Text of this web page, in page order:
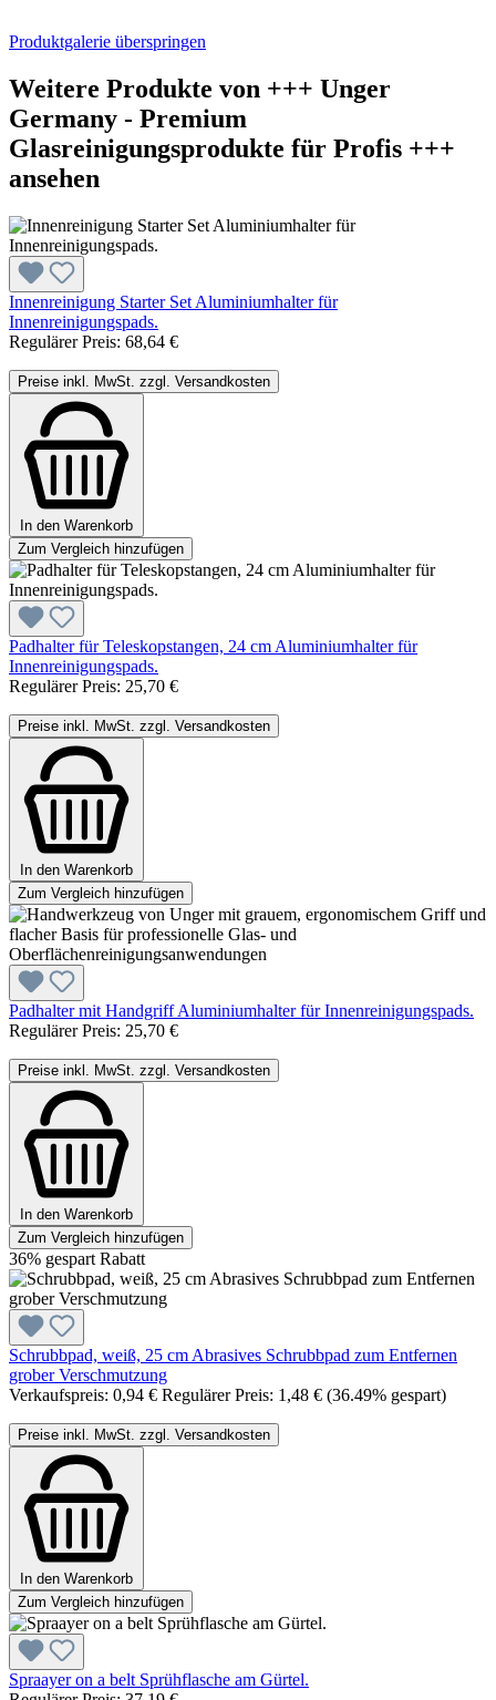
Produktgalerie überspringen
Weitere Produkte von +++ Unger
Germany - Premium
Glasreinigungsprodukte für Profis +++
ansehen
Innenreinigung Starter Set Aluminiumhalter für
Innenreinigungspads.
Regulärer Preis: 68,64 €
Preise inkl. MwSt. zzgl. Versandkosten
In den Warenkorb
Zum Vergleich hinzufügen
Padhalter für Teleskopstangen, 24 cm Aluminiumhalter für
Innenreinigungspads.
Regulärer Preis: 25,70 €
Preise inkl. MwSt. zzgl. Versandkosten
In den Warenkorb
Zum Vergleich hinzufügen
Padhalter mit Handgriff Aluminiumhalter für Innenreinigungspads.
Regulärer Preis: 25,70 €
Preise inkl. MwSt. zzgl. Versandkosten
In den Warenkorb
Zum Vergleich hinzufügen
36% gespart Rabatt
Schrubbpad, weiß, 25 cm Abrasives Schrubbpad zum Entfernen
grober Verschmutzung
Verkaufspreis: 0,94 € Regulärer Preis: 1,48 € (36.49% gespart)
Preise inkl. MwSt. zzgl. Versandkosten
In den Warenkorb
Zum Vergleich hinzufügen
Spraayer on a belt Sprühflasche am Gürtel.